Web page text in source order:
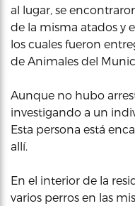
al lugar, se
de la misma atados y
los cuales fueron
de Animales del
Aunque no hubo
investigando a un
Esta persona está
allí.
En el interior de la
varios perros en las